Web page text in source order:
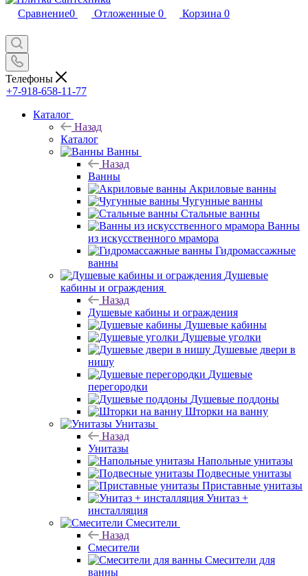
Сравнение0 Отложенные 0 Корзина 0
Телефоны
+7-918-658-11-77
Каталог
Назад
Каталог
Ванны
Назад
Ванны
Акриловые ванны
Чугунные ванны
Стальные ванны
Ванны
из искусственного мрамора
Гидромассажные
ванны
Душевые
кабины и ограждения
Назад
Душевые кабины и ограждения
Душевые кабины
Душевые уголки
Душевые двери в
нишу
Душевые
перегородки
Душевые поддоны
Шторки на ванну
Унитазы
Назад
Унитазы
Напольные унитазы
Подвесные унитазы
Приставные унитазы
Унитаз +
инсталляция
Смесители
Назад
Смесители
Смесители для
ванны